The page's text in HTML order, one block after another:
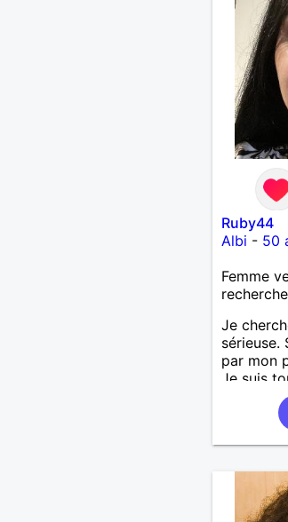
Ruby44
Albi - 50
Femme
Je
sérieuse.
par mon
Je suis
vous